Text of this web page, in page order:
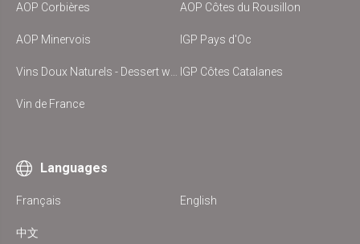
AOP Corbières AOP Côtes du Rousillon
AOP Minervois IGP Pays d'Oc
IGP Côtes Catalanes
Vin de France
Languages
Français English
中文